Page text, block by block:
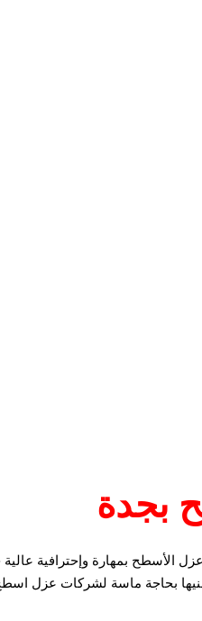
بجدة
الأسطح بمهارة وإحترافية
بحاجة ماسة لشركات عزل